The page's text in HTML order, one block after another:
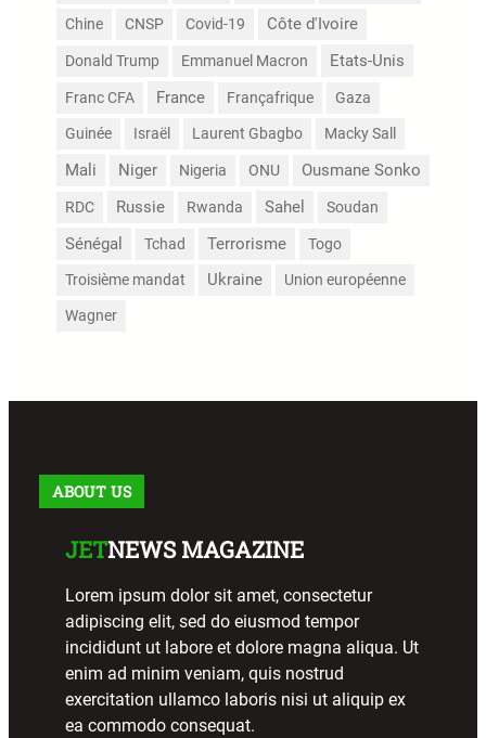
Chine CNSP Covid-19 Côte d'Ivoire
Donald Trump Emmanuel Macron Etats-Unis
Franc CFA France Françafrique Gaza
Guinée Israël Laurent Gbagbo Macky Sall
Mali Niger Nigeria ONU Ousmane Sonko
RDC Russie Rwanda Sahel Soudan
Sénégal Tchad Terrorisme Togo
Troisième mandat Ukraine Union européenne
Wagner
ABOUT US
JETNEWS MAGAZINE
Lorem ipsum dolor sit amet, consectetur
adipiscing elit, sed do eiusmod tempor
incididunt ut labore et dolore magna aliqua. Ut
enim ad minim veniam, quis nostrud
exercitation ullamco laboris nisi ut aliquip ex
ea commodo consequat.